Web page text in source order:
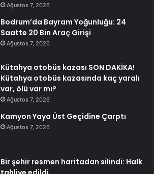
Ağustos 7, 2026
Bodrum’da Bayram Yoğunluğu: 24
Saatte 20 Bin Araç Girişi
Ağustos 7, 2026
Kütahya otobüs kazası SON DAKİKA!
Kütahya otobüs kazasında kaç yaralı
var, ölü var mı?
Ağustos 7, 2026
Kamyon Yaya Üst Geçidine Çarptı
Ağustos 7, 2026
Bir şehir resmen haritadan silindi: Halk